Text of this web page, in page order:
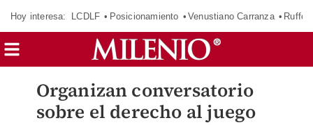
Hoy interesa: LCDLF Posicionamiento Venustiano Carranza Ruffo
Organizan conversatorio
sobre el derecho al juego